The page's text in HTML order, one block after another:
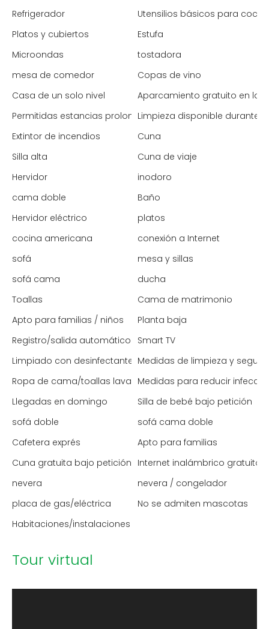
Refrigerador
Utensilios básicos para
Platos y cubiertos
Estufa
Microondas
tostadora
mesa de comedor
Copas de vino
Casa de un solo nivel
Aparcamiento gratuito en la
Permitidas estancias prolongadasLimpieza disponible durante
Extintor de incendios
Cuna
Silla alta
Cuna de viaje
Hervidor
inodoro
cama doble
Baño
Hervidor eléctrico
platos
cocina americana
conexión a Internet
sofá
mesa y sillas
sofá cama
ducha
Toallas
Cama de matrimonio
Apto para familias / niños
Planta baja
Registro/salida automático
Smart TV
Limpiado con desinfectante Medidas de limpieza y
Ropa de cama/toallas lavadas a alta temperatura
Medidas para reducir
Llegadas en domingo
Silla de bebé bajo petición
sofá doble
sofá cama doble
Cafetera exprés
Apto para familias
Cuna gratuita bajo petición Internet inalámbrico gratuito
nevera
nevera / congelador
placa de gas/eléctrica
No se admiten mascotas
Habitaciones/instalaciones para no fumadores
Tour virtual